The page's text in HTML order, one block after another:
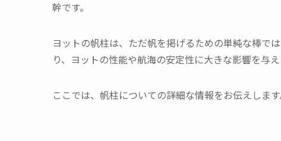
幹です。
ヨットの帆柱は、ただ帆を掲げるための単純な棒で
り、ヨットの性能や航海の安定性に大きな影響を与え
ここでは、帆柱についての詳細な情報をお伝えします